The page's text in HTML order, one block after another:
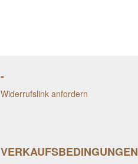
-
Widerrufslink anfordern
VERKAUFSBEDINGUNGEN